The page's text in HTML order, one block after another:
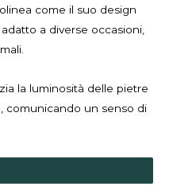
come il suo design
a diverse occasioni,
la luminosità delle pietre
comunicando un senso di